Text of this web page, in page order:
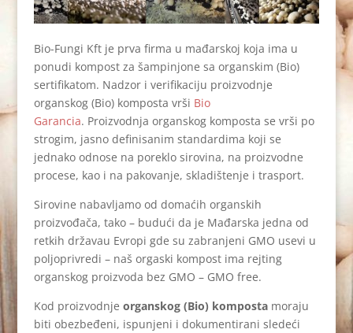
Bio-Fungi Kft je prva firma u mađarskoj koja ima u
ponudi kompost za šampinjone sa organskim (Bio)
sertifikatom. Nadzor i verifikaciju proizvodnje
organskog (Bio) komposta vrši Bio
Garancia. Proizvodnja organskog komposta se vrši po
strogim, jasno definisanim standardima koji se
jednako odnose na poreklo sirovina, na proizvodne
procese, kao i na pakovanje, skladištenje i trasport.
Sirovine nabavljamo od domaćih organskih
proizvođača, tako – budući da je Mađarska jedna od
retkih državau Evropi gde su zabranjeni GMO usevi u
poljoprivredi – naš orgaski kompost ima rejting
organskog proizvoda bez GMO – GMO free.
Kod proizvodnje organskog (Bio) kompostamoraju
biti obezbeđeni, ispunjeni i dokumentirani sledeći